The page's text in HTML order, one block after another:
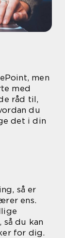
men
med
råd til,
du
det i din
så er
ens.
du kan
for dig.